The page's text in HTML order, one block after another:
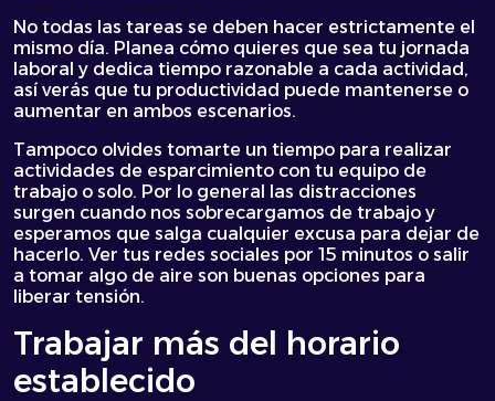
No todas las tareas se deben hacer estrictamente el
mismo día. Planea cómo quieres que sea tu jornada
laboral y dedica tiempo razonable a cada actividad,
así verás que tu productividad puede mantenerse o
aumentar en ambos escenarios.
Tampoco olvides tomarte un tiempo para realizar
actividades de esparcimiento con tu equipo de
trabajo o solo. Por lo general las distracciones
surgen cuando nos sobrecargamos de trabajo y
esperamos que salga cualquier excusa para dejar de
hacerlo. Ver tus redes sociales por 15 minutos o salir
a tomar algo de aire son buenas opciones para
liberar tensión.
Trabajar más del horario
establecido